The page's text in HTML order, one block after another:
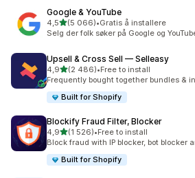
Google & YouTube
4,5av 5 stjerner
(5 066)
Totalt 5066 omtaler
•Gratis å installere
Selg der folk søker på Google og
Upsell & Cross Sell — Selleasy
4,9av 5 stjerner
(2 486)
Totalt 2486 omtaler
•Free to install
Frequently bought together bundles &
Built for Shopify
Blockify Fraud Filter, Blocker
4,9av 5 stjerner
(1 526)
Totalt 1526 omtaler
•Free to install
Block fraud with IP blocker, bot blocker
Built for Shopify